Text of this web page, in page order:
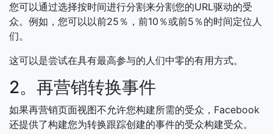
您可以通过选择按时间进行分割来分割您的URL驱动的受
众。例如，您可以以前25％，前10％或前5％的时间定位人
们。
这可以是尝试在具有最高参与的人们中零的有用方式。
2。再营销转换事件
如果再营销页面视图不允许您构建所需的受众，Facebook
还提供了构建您为转换跟踪创建的事件的受众构建受众。